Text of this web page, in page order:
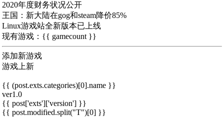
2020年度财务状况公开
王国：新大陆在gog和steam降价85%
Linux游戏站全新版本已上线
现有游戏：{{ gamecount }}
添加新游戏
游戏上新
{{ (post.exts.categories)[0].name }}
ver1.0
{{ post['exts']['version'] }}
{{ post.modified.split("T")[0] }}